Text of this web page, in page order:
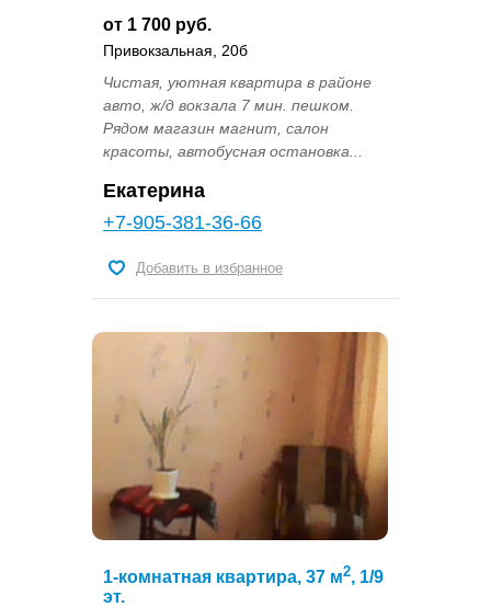
от 1 700 руб.
Привокзальная, 20б
Чистая, уютная квартира в районе
авто, ж/д вокзала 7 мин. пешком.
Рядом магазин магнит, салон
красоты, автобусная остановка...
Екатерина
+7-905-381-36-66
Добавить в избранное
1-комнатная квартира, 37 м2, 1/9
эт.